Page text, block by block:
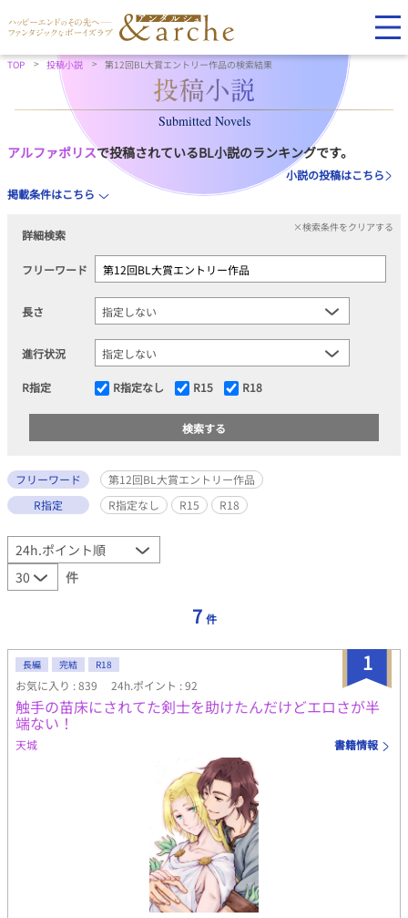
TOP 投稿小説 第12回BL大賞エントリー作品の検索結果
Submitted Novels
アルファポリスで投稿されているBL小説のランキングです。
小説の投稿はこちら
掲載条件はこちら
詳細検索
×検索条件をクリアする
フリーワード
長さ
進行状況
R指定 R指定なし R15 R18
フリーワード
第12回BL大賞エントリー作品
R指定
R指定なし R15 R18
件
7 件
1
長編 完結 R18
お気に入り : 839 24h.ポイント : 92
触手の苗床にされてた剣士を助けたんだけどエロさが半
端ない！
天城 書籍情報